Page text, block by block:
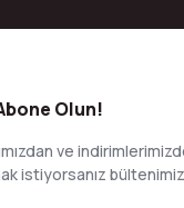
Olun!
ve
istiyorsanız